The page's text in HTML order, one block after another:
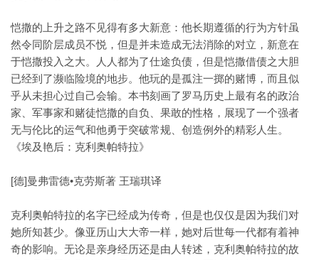
恺撒的上升之路不见得有多大新意：他长期遵循的行为方针虽
然令同阶层成员不悦，但是并未造成无法消除的对立，新意在
于恺撒投入之大。人人都为了仕途负债，但是恺撒借债之大胆
已经到了濒临险境的地步。他玩的是孤注一掷的赌博，而且似
乎从未担心过自己会输。本书刻画了罗马历史上最有名的政治
家、军事家和赌徒恺撒的自负、果敢的性格，展现了一个强者
无与伦比的运气和他勇于突破常规、创造例外的精彩人生。
《埃及艳后：克利奥帕特拉》
[德]曼弗雷德•克劳斯著 王瑞琪译
克利奥帕特拉的名字已经成为传奇，但是也仅仅是因为我们对
她所知甚少。像亚历山大大帝一样，她对后世每一代都有着神
奇的影响。无论是亲身经历还是由人转述，克利奥帕特拉的故